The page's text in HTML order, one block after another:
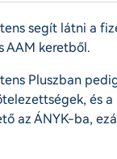
segít látni a
AAM keretből.
Pluszban
és
az ÁNYK-ba,